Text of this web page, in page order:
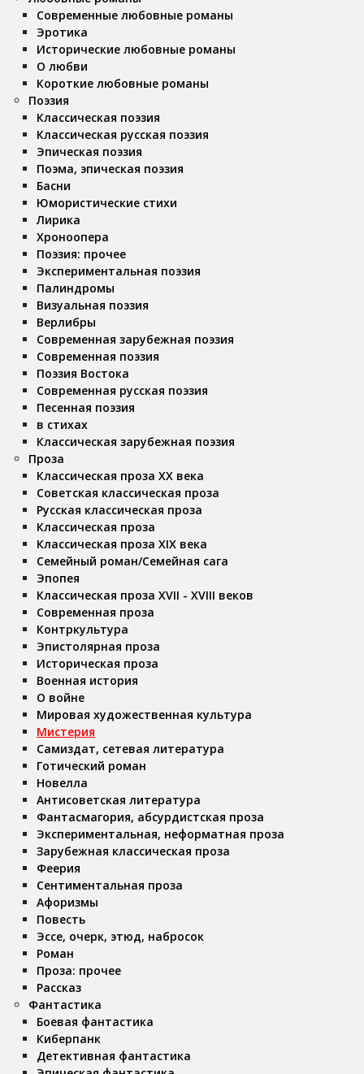
Современные любовные романы
Эротика
Исторические любовные романы
О любви
Короткие любовные романы
Поэзия
Классическая поэзия
Классическая русская поэзия
Эпическая поэзия
Поэма, эпическая поэзия
Басни
Юмористические стихи
Лирика
Хроноопера
Поэзия: прочее
Экспериментальная поэзия
Палиндромы
Визуальная поэзия
Верлибры
Современная зарубежная поэзия
Современная поэзия
Поэзия Востока
Современная русская поэзия
Песенная поэзия
в стихах
Классическая зарубежная поэзия
Проза
Классическая проза ХX века
Советская классическая проза
Русская классическая проза
Классическая проза
Классическая проза ХIX века
Семейный роман/Семейная сага
Эпопея
Классическая проза XVII - XVIII веков
Современная проза
Контркультура
Эпистолярная проза
Историческая проза
Военная история
О войне
Мировая художественная культура
Мистерия
Самиздат, сетевая литература
Готический роман
Новелла
Антисоветская литература
Фантасмагория, абсурдистская проза
Экспериментальная, неформатная проза
Зарубежная классическая проза
Феерия
Сентиментальная проза
Афоризмы
Повесть
Эссе, очерк, этюд, набросок
Роман
Проза: прочее
Рассказ
Фантастика
Боевая фантастика
Киберпанк
Детективная фантастика